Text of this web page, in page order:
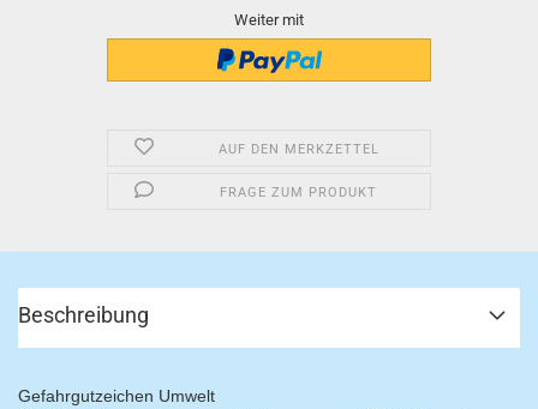
Weiter mit
AUF DEN MERKZETTEL
FRAGE ZUM PRODUKT
Beschreibung
Gefahrgutzeichen Umwelt